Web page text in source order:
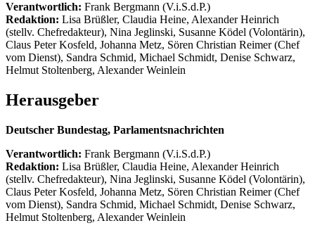
Verantwortlich: Frank Bergmann (V.i.S.d.P.)
Redaktion: Lisa Brüßler, Claudia Heine, Alexander Heinrich
(stellv. Chefredakteur), Nina Jeglinski, Susanne Ködel (Volontärin),
Claus Peter Kosfeld, Johanna Metz, Sören Christian Reimer (Chef
vom Dienst), Sandra Schmid, Michael Schmidt, Denise Schwarz,
Helmut Stoltenberg, Alexander Weinlein
Herausgeber
Deutscher Bundestag, Parlamentsnachrichten
Verantwortlich: Frank Bergmann (V.i.S.d.P.)
Redaktion: Lisa Brüßler, Claudia Heine, Alexander Heinrich
(stellv. Chefredakteur), Nina Jeglinski, Susanne Ködel (Volontärin),
Claus Peter Kosfeld, Johanna Metz, Sören Christian Reimer (Chef
vom Dienst), Sandra Schmid, Michael Schmidt, Denise Schwarz,
Helmut Stoltenberg, Alexander Weinlein